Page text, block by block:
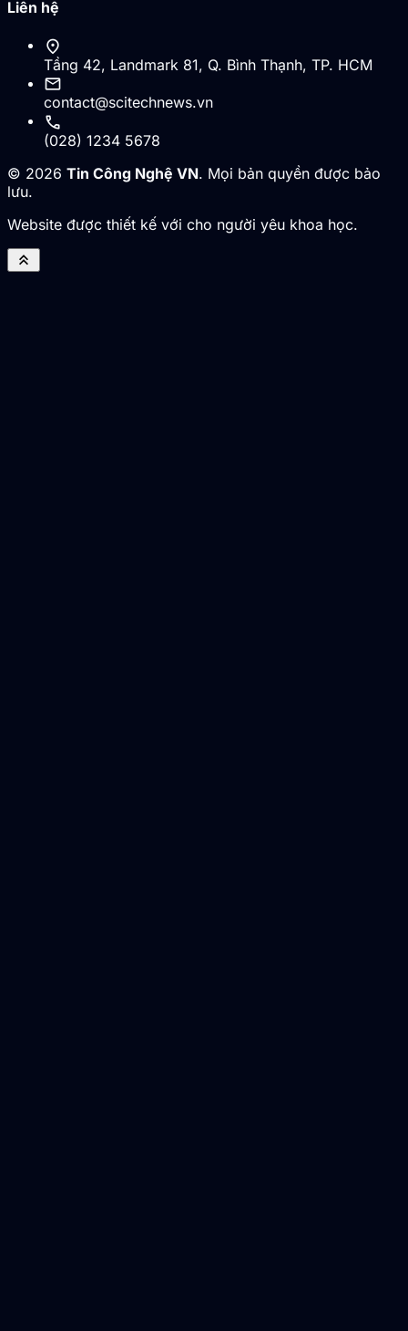
Liên hệ
location_on
Tầng 42, Landmark 81, Q. Bình Thạnh, TP. HCM
mail
contact@scitechnews.vn
call
(028) 1234 5678
© 2026 Tin Công Nghệ VN. Mọi bản quyền được bảo
lưu.
Website được thiết kế với cho người yêu khoa học.
keyboard_double_arrow_up